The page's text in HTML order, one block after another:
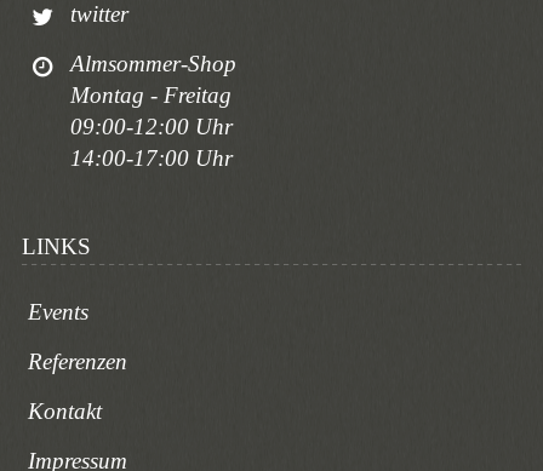
twitter
Almsommer-Shop
Montag - Freitag
09:00-12:00 Uhr
14:00-17:00 Uhr
LINKS
Events
Referenzen
Kontakt
Impressum